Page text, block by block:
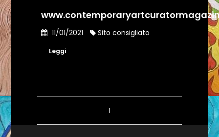
11/01/2021 Sito consigliato
Leggi
1